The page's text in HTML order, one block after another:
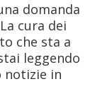
domanda
cura dei
che sta a
leggendo
notizie in